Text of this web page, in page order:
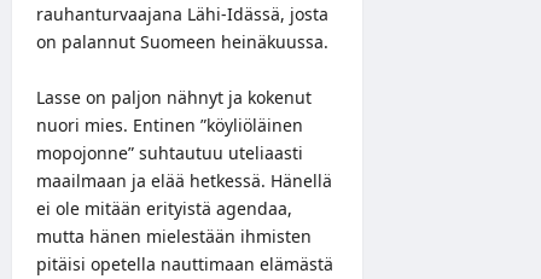
rauhanturvaajana Lähi-Idässä, josta
on palannut Suomeen heinäkuussa.
Lasse on paljon nähnyt ja kokenut
nuori mies. Entinen ”köyliöläinen
mopojonne” suhtautuu uteliaasti
maailmaan ja elää hetkessä. Hänellä
ei ole mitään erityistä agendaa,
mutta hänen mielestään ihmisten
pitäisi opetella nauttimaan elämästä